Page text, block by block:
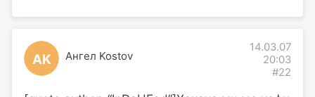
АK Ангел Kostov
14.03.07
20:03
#22